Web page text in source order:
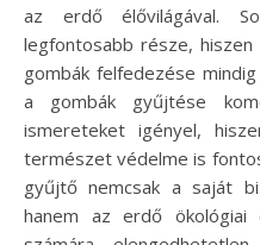
az erdő élővilágával.
legfontosabb része,
gombák felfedezése
a gombák gyűjtése
ismereteket igényel,
természet védelme is
gyűjtő nemcsak a saját
hanem az erdő ökológiai